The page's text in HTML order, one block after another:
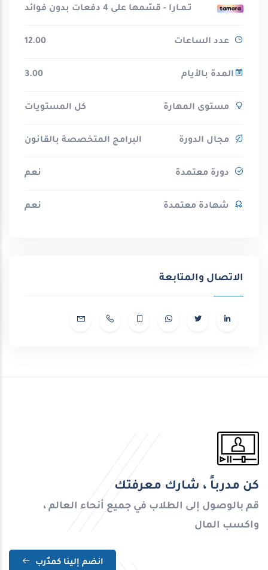
تـمـارا - قسّمها على 4 دفعات بدون فوائد
عدد الساعات 12.00
المدة بالأيام 3.00
مستوى المهارة كل المستويات
مجال الدورة البرامج المتخصصة بالقانون
دورة معتمدة نعم
شهادة معتمدة نعم
الاتصال والمتابعة
كن مدرباً ، شارك معرفتك
قم بالوصول إلى الطلاب في جميع أنحاء العالم ،
واكسب المال
انضم إلينا كمدٌرب